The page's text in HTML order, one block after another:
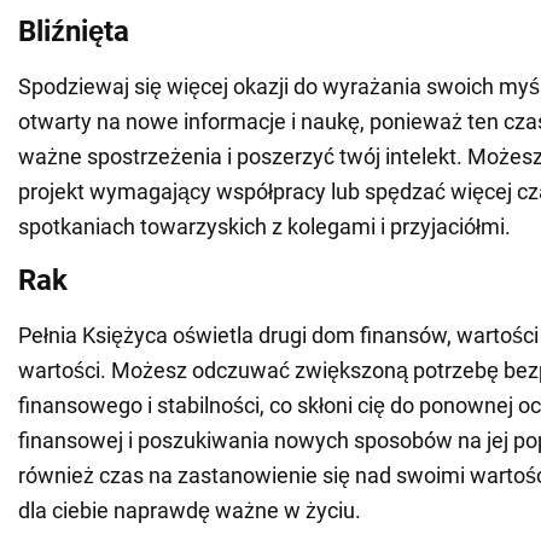
Bliźnięta
Spodziewaj się więcej okazji do wyrażania swoich
otwarty na nowe informacje i naukę, ponieważ ten
ważne spostrzeżenia i poszerzyć twój intelekt.
projekt wymagający współpracy lub spędzać więcej
spotkaniach towarzyskich z kolegami i przyjaciółmi.
Rak
Pełnia Księżyca oświetla drugi dom finansów,
wartości. Możesz odczuwać zwiększoną potrzebę
finansowego i stabilności, co skłoni cię do ponownej
finansowej i poszukiwania nowych sposobów na jej
również czas na zastanowienie się nad swoimi
dla ciebie naprawdę ważne w życiu.